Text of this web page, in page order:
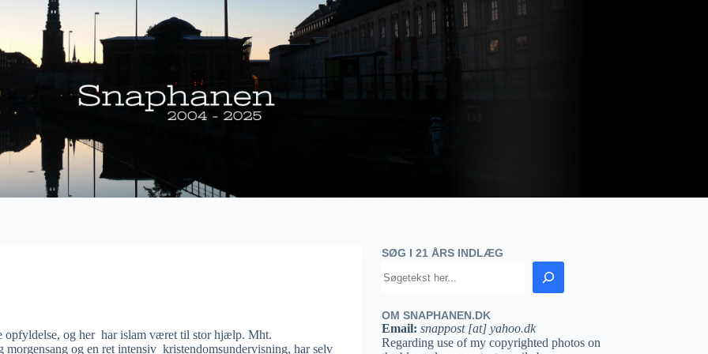
opfyldelse, og her har islam været til stor hjælp. Mht.
og en ret intensiv kristendomsundervisning, har selv
SØG I 21 ÅRS INDLÆG
OM SNAPHANEN.DK
Email: snappost [at] yahoo.dk
Regarding use of my copyrighted photos on